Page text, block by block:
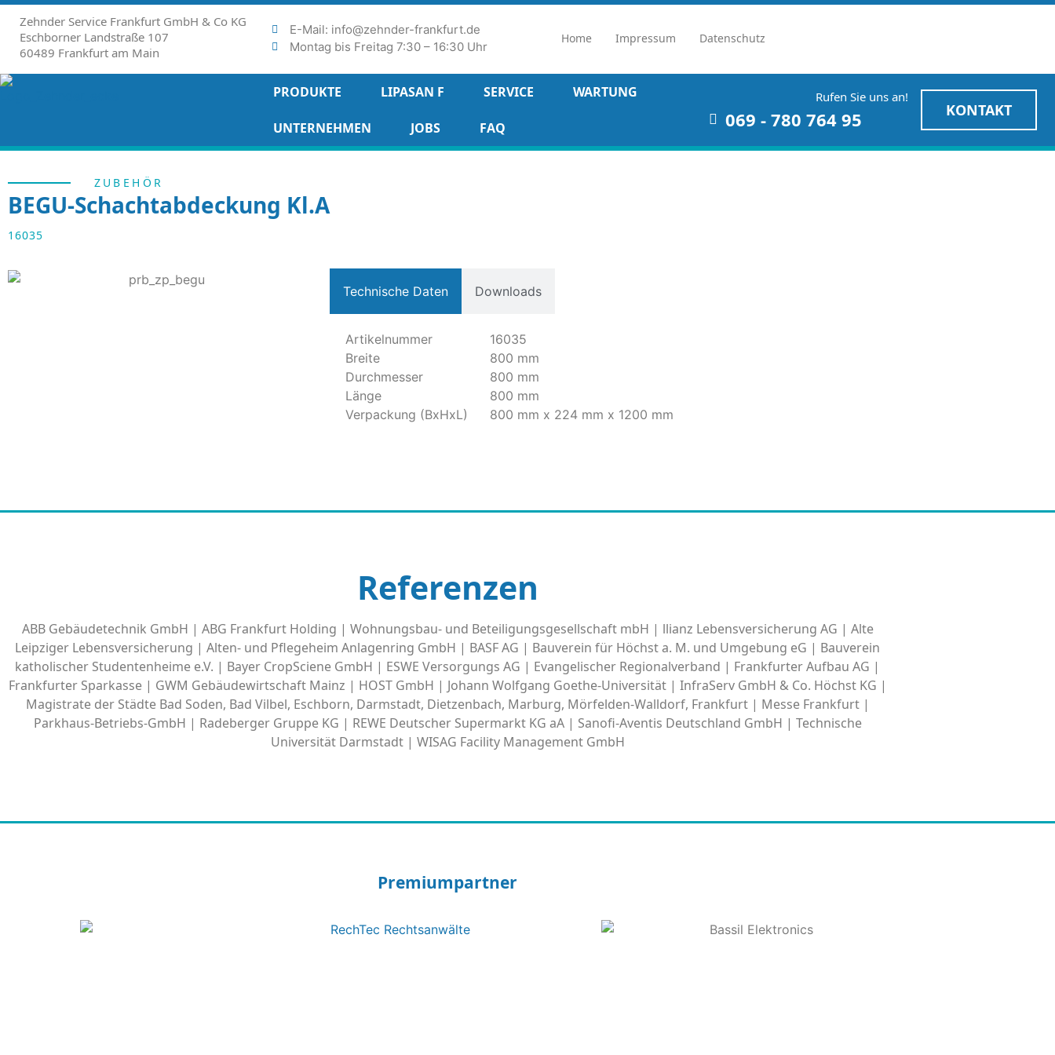
Zehnder Service Frankfurt GmbH & Co KG
Eschborner Landstraße 107
60489 Frankfurt am Main
E-Mail: info@zehnder-frankfurt.de
Montag bis Freitag 7:30 – 16:30 Uhr
Home Impressum Datenschutz
PRODUKTE LIPASAN F SERVICE WARTUNG
UNTERNEHMEN JOBS FAQ
Rufen Sie uns an!
069 - 780 764 95 KONTAKT
ZUBEHÖR
BEGU-Schachtabdeckung Kl.A
16035
Technische Daten Downloads
Artikelnummer
Breite
Durchmesser
Länge
Verpackung (BxHxL)
16035
800 mm
800 mm
800 mm
800 mm x 224 mm x 1200 mm
Referenzen
ABB Gebäudetechnik GmbH | ABG Frankfurt Holding | Wohnungsbau- und Beteiligungsgesellschaft mbH | llianz Lebensversicherung AG | Alte
Leipziger Lebensversicherung | Alten- und Pflegeheim Anlagenring GmbH | BASF AG | Bauverein für Höchst a. M. und Umgebung eG | Bauverein
katholischer Studentenheime e.V. | Bayer CropSciene GmbH | ESWE Versorgungs AG | Evangelischer Regionalverband | Frankfurter Aufbau AG |
Frankfurter Sparkasse | GWM Gebäudewirtschaft Mainz | HOST GmbH | Johann Wolfgang Goethe-Universität | InfraServ GmbH & Co. Höchst KG |
Magistrate der Städte Bad Soden, Bad Vilbel, Eschborn, Darmstadt, Dietzenbach, Marburg, Mörfelden-Walldorf, Frankfurt | Messe Frankfurt |
Parkhaus-Betriebs-GmbH | Radeberger Gruppe KG | REWE Deutscher Supermarkt KG aA | Sanofi-Aventis Deutschland GmbH | Technische
Universität Darmstadt | WISAG Facility Management GmbH
Premiumpartner